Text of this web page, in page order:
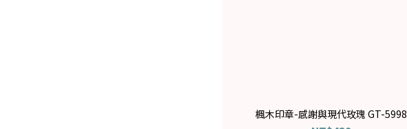
楓木印章-感謝與現代玫瑰 GT-5998